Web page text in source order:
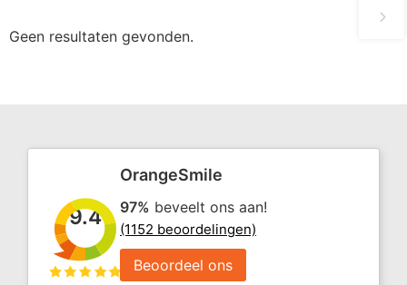
Geen resultaten gevonden.
9.4
OrangeSmile
97% beveelt ons aan!
(1152 beoordelingen)
Beoordeel ons